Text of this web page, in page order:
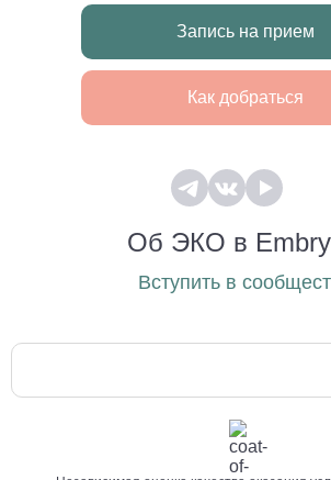
Запись на прием
Как добраться
Об ЭКО в
Вступить в